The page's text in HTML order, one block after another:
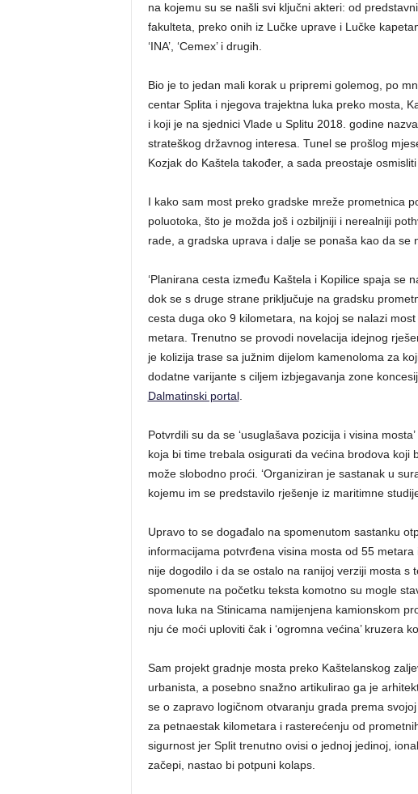
na kojemu su se našli svi ključni akteri: od
fakulteta, preko onih iz Lučke uprave i Lučke
‘INA’, ‘Cemex’ i drugih.
Bio je to jedan mali korak u pripremi golemog, po
centar Splita i njegova trajektna luka preko mosta,
i koji je na sjednici Vlade u Splitu 2018. godine
strateškog državnog interesa. Tunel se prošlog
Kozjak do Kaštela također, a sada preostaje
I kako sam most preko gradske mreže prometnica
poluotoka, što je možda još i ozbiljniji i nerealniji
rade, a gradska uprava i dalje se ponaša kao da se
‘Planirana cesta između Kaštela i Kopilice spaja se
dok se s druge strane priključuje na gradsku
cesta duga oko 9 kilometara, na kojoj se nalazi
metara. Trenutno se provodi novelacija idejnog
je kolizija trase sa južnim dijelom kamenoloma za
dodatne varijante s ciljem izbjegavanja zone
Dalmatinski portal.
Potvrdili su da se ‘usuglašava pozicija i visina
koja bi time trebala osigurati da većina brodova koji
može slobodno proći. ‘Organiziran je sastanak u
kojemu im se predstavilo rješenje iz maritimne
Upravo to se događalo na spomenutom sastanku
informacijama potvrđena visina mosta od 55
nije dogodilo i da se ostalo na ranijoj verziji mosta s
spomenute na početku teksta komotno su mogle
nova luka na Stinicama namijenjena kamionskom
nju će moći uploviti čak i ‘ogromna većina’ kruzera
Sam projekt gradnje mosta preko Kaštelanskog
urbanista, a posebno snažno artikulirao ga je
se o zapravo logičnom otvaranju grada prema
za petnaestak kilometara i rasterećenju od
sigurnost jer Split trenutno ovisi o jednoj jedinoj,
začepi, nastao bi potpuni kolaps.